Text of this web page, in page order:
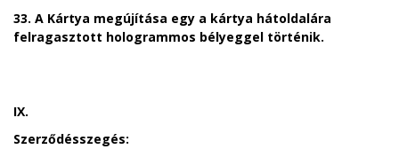
33. A Kártya megújítása egy a kártya hátoldalára
felragasztott hologrammos bélyeggel történik.
IX.
Szerződésszegés: